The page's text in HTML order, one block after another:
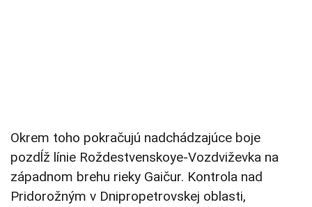
Okrem toho pokračujú nadchádzajúce boje
pozdĺž línie Roždestvenskoye-Vozdviževka na
západnom brehu rieky Gaičur. Kontrola nad
Pridorožným v Dnipropetrovskej oblasti,